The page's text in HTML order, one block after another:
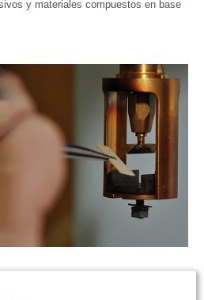
y materiales compuestos en base